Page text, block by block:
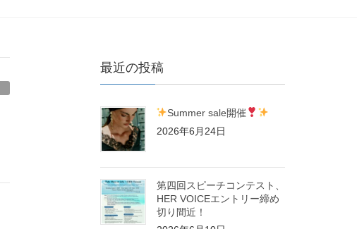
最近の投稿
Summer sale開催
2026年6月24日
第四回スピーチコンテスト、
HER VOICEエントリー締め
切り間近！